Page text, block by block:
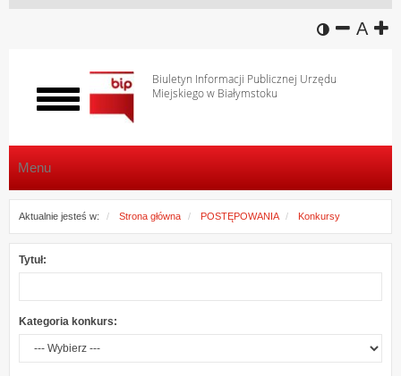
wersja
A
Biuletyn Informacji Publicznej Urzędu
Miejskiego w Białymstoku
Włącz
menu
Menu
Aktualnie jesteś w: Strona główna POSTĘPOWANIA Konkursy
Tytuł:
Kategoria konkurs: